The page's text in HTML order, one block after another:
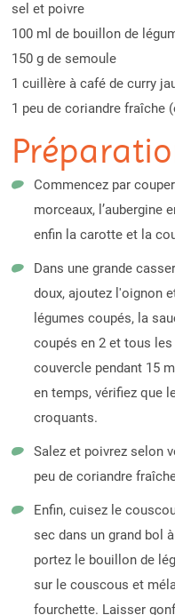
sel et poivre
100 ml de bouillon de
150 g de semoule
1 cuillère à café de curry
1 peu de coriandre fraîche
Commencez par
morceaux, l’aubergine
enfin la carotte et la
Dans une grande
doux, ajoutez l'oignon
légumes coupés, la
coupés en 2 et tous
couvercle pendant 15
en temps, vérifiez que
croquants.
Salez et poivrez selon
peu de coriandre
Enfin, cuisez le
sec dans un grand bol
portez le bouillon de
sur le couscous et
fourchette. Laisser